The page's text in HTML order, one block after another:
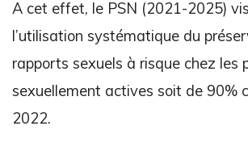
A cet effet, le PSN (2021-2025)
l’utilisation systématique du
rapports sexuels à risque chez les
sexuellement actives soit de 90%
2022.